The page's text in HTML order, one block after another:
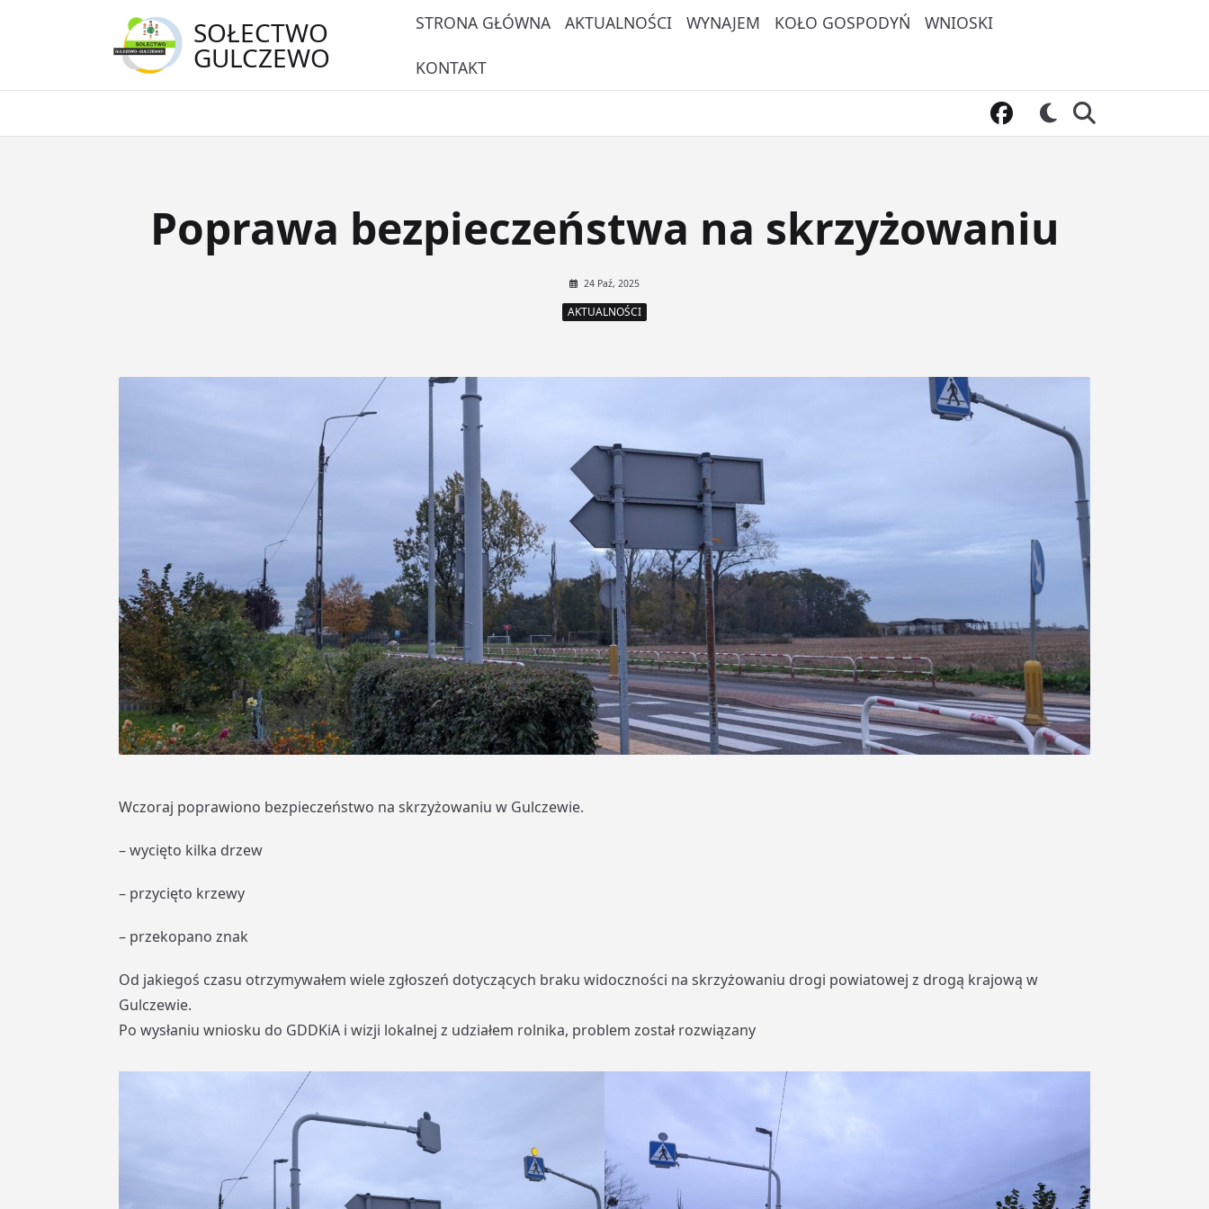
SOŁECTWO
GULCZEWO
STRONA GŁÓWNA AKTUALNOŚCI WYNAJEM KOŁO GOSPODYŃ WNIOSKI
KONTAKT
Poprawa bezpieczeństwa na skrzyżowaniu
24 Paź, 2025
AKTUALNOŚCI
Wczoraj poprawiono bezpieczeństwo na skrzyżowaniu w Gulczewie.
– wycięto kilka drzew
– przycięto krzewy
– przekopano znak
Od jakiegoś czasu otrzymywałem wiele zgłoszeń dotyczących braku widoczności na skrzyżowaniu drogi powiatowej z drogą krajową w
Gulczewie.
Po wysłaniu wniosku do GDDKiA i wizji lokalnej z udziałem rolnika, problem został rozwiązany